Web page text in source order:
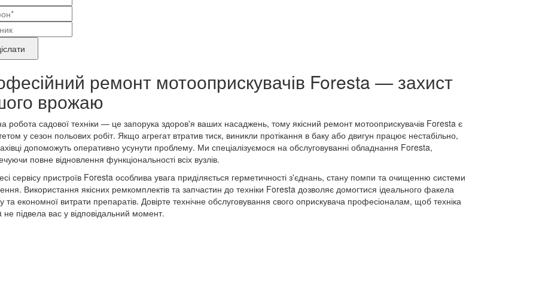
ремонт мотооприскувачів Foresta — захист
врожаю
робота садової техніки — це запорука здоров'я ваших насаджень, тому якісний ремонт мотооприскувачів Foresta є
у сезон польових робіт. Якщо агрегат втратив тиск, виникли протікання в баку або двигун працює нестабільно,
допоможуть оперативно усунути проблему. Ми спеціалізуємося на обслуговуванні обладнання Foresta,
повне відновлення функціональності всіх вузлів.
сервісу пристроїв Foresta особлива увага приділяється герметичності з'єднань, стану помпи та очищенню системи
Використання якісних ремкомплектів та запчастин до техніки Foresta дозволяє домогтися ідеального факела
та економної витрати препаратів. Довірте технічне обслуговування свого оприскувача професіоналам, щоб техніка
не підвела вас у відповідальний момент.